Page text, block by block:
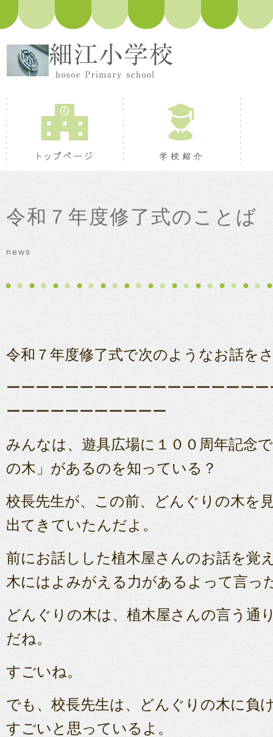
トップページ 学校紹介
令和７年度修了式のことば
news
令和７年度修了式で次のようなお話を
ーーーーーーーーーーーーーーーーー
ーーーーーーーーーーー
みんなは、遊具広場に１００周年記念
の木」があるのを知っている？
校長先生が、この前、どんぐりの木を
出てきていたんだよ。
前にお話しした植木屋さんのお話を覚
木にはよみがえる力があるよって言っ
どんぐりの木は、植木屋さんの言う通
だね。
すごいね。
でも、校長先生は、どんぐりの木に負
すごいと思っているよ。